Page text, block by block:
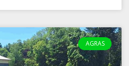
AGRAS